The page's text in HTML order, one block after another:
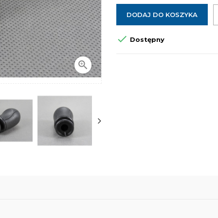

DODAJ DO KOSZYKA
 Dostępny